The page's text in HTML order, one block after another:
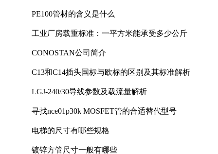
PE100管材的含义是什么
工业厂房载重标准：一平方米能承受多少公斤
CONOSTAN公司简介
C13和C14插头国标与欧标的区别及其标准解析
LGJ-240/30导线参数及载流量解析
寻找nce01p30k MOSFET管的合适替代型号
电梯的尺寸有哪些规格
镀锌方管尺寸一般有哪些